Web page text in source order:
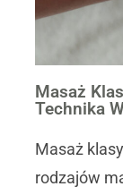
Masaż
Technika
Masaż
rodzajów